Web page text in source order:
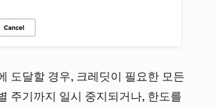
도달할 경우, 크레딧이 필요한 모든
주기까지 일시 중지되거나, 한도를